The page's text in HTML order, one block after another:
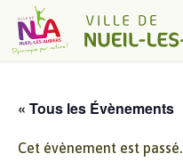
Skip to content
« Tous les Évènements
Cet évènement est passé.